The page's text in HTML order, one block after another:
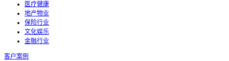
医疗健康
地产物业
保险行业
文化娱乐
金融行业
客户案例